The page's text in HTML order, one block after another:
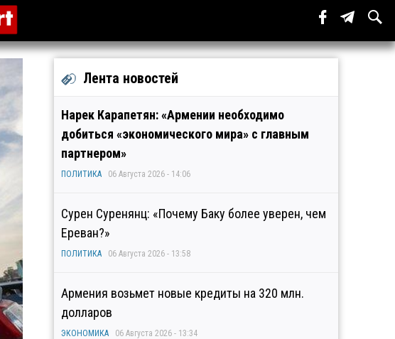
Лента новостей
Нарек Карапетян: «Армении необходимо
добиться «экономического мира» с главным
партнером»
ПОЛИТИКА 06 Августа 2026 - 14:06
Сурен Суренянц: «Почему Баку более уверен, чем
Ереван?»
ПОЛИТИКА 06 Августа 2026 - 13:58
Армения возьмет новые кредиты на 320 млн.
долларов
ЭКОНОМИКА 06 Августа 2026 - 13:34